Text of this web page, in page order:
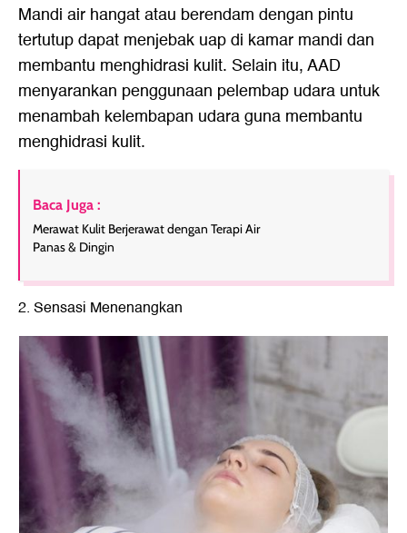
Mandi air hangat atau berendam dengan pintu
tertutup dapat menjebak uap di kamar mandi dan
membantu menghidrasi kulit. Selain itu, AAD
menyarankan penggunaan pelembap udara untuk
menambah kelembapan udara guna membantu
menghidrasi kulit.
Baca Juga :
Merawat Kulit Berjerawat dengan Terapi Air
Panas & Dingin
2. Sensasi Menenangkan